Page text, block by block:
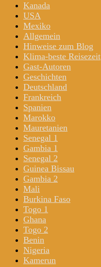
Kanada
USA
Mexiko
Allgemein
Hinweise zum Blog
Klima-beste Reisezeit
Gast-Autoren
Geschichten
Deutschland
Frankreich
Spanien
Marokko
Mauretanien
Senegal 1
Gambia 1
Senegal 2
Guinea Bissau
Gambia 2
Mali
Burkina Faso
Togo 1
Ghana
Togo 2
Benin
Nigeria
Kamerun